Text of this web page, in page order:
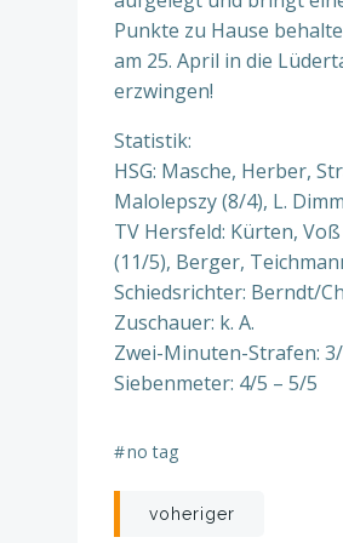
Punkte zu Hause
am 25. April in die
erzwingen!
Statistik:
HSG: Masche, Herber,
Malolepszy (8/4), L.
TV Hersfeld: Kürten,
(11/5), Berger,
Schiedsrichter: Berndt/
Zuschauer: k. A.
Zwei-Minuten-Strafen:
Siebenmeter: 4/5 – 5/5
#no tag
voheriger